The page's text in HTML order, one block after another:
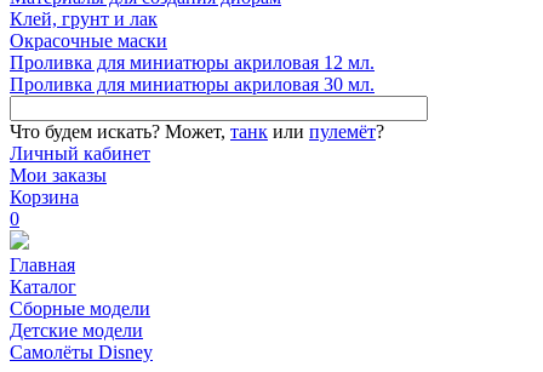
Клей, грунт и лак
Окрасочные маски
Проливка для миниатюры акриловая 12 мл.
Проливка для миниатюры акриловая 30 мл.
Что будем искать? Может, танк или пулемёт?
Личный кабинет
Мои заказы
Корзина
0
Главная
Каталог
Сборные модели
Детские модели
Самолёты Disney